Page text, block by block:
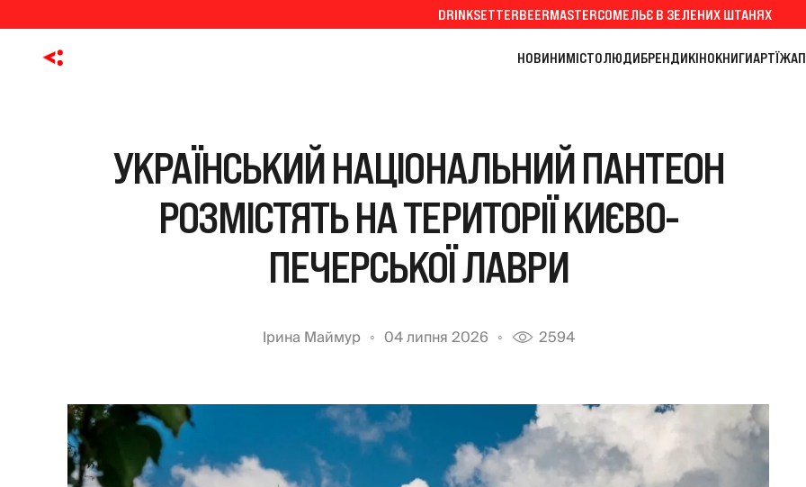
DRINKSETTERBEERMASTERСОМЕЛЬЄ В ЗЕЛЕНИХ ШТАНЯХ
НОВИНИМІСТОЛЮДИБРЕНДИКІНОКНИГИАРТЇЖА
УКРАЇНСЬКИЙ НАЦІОНАЛЬНИЙ ПАНТЕОН
РОЗМІСТЯТЬ НА ТЕРИТОРІЇ КИЄВО-
ПЕЧЕРСЬКОЇ ЛАВРИ
Ірина Маймур 04 липня 2026 2594